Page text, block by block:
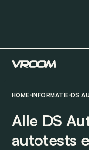
HOME INFORMATIE DS
Alle DS
autotests